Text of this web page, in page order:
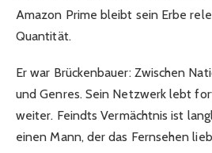
Amazon Prime bleibt sein Erbe
Quantität.
Er war Brückenbauer: Zwischen
und Genres. Sein Netzwerk lebt
weiter. Feindts Vermächtnis ist
einen Mann, der das Fernsehen